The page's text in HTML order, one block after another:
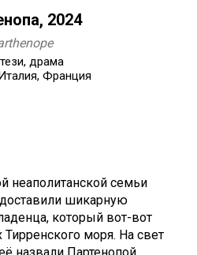
2024
драма
Франция
неаполитанской семьи
шикарную
который вот-вот
моря. На свет